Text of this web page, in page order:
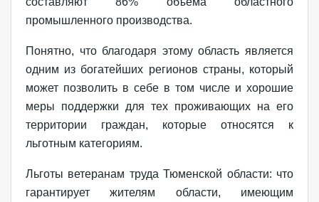
промышленного производства.
Понятно, что благодаря этому область является
одним из богатейших регионов страны, который
может позволить в себе в том числе и хорошие
меры поддержки для тех проживающих на его
территории граждан, которые относятся к
льготным категориям.
Льготы ветеранам труда Тюменской области: что
гарантирует жителям области, имеющим